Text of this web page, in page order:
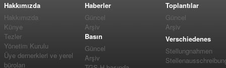
Hakkımızda
Hakkımızda
Künye
Tezler
Yönetim Kurulu
Üye dernerkleri ve yerel
büroları
Haberler
Güncel
Arşiv
Basın
Güncel
Arşiv
Toplantılar
Güncel
Arşiv
Verschiedenes
Stellungnahmen